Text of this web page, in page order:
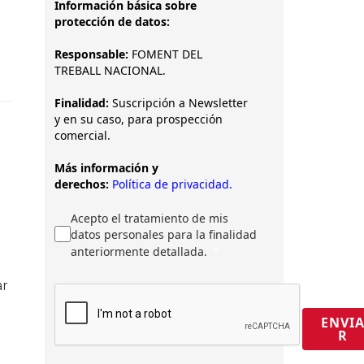
Información básica sobre
protección de datos:
Responsable: FOMENT DEL
TREBALL NACIONAL.
Finalidad: Suscripción a Newsletter
y en su caso, para prospección
comercial.
Más información y
derechos: Política de privacidad.
Acepto el tratamiento de mis
datos personales para la finalidad
anteriormente detallada.
ENVIA
R